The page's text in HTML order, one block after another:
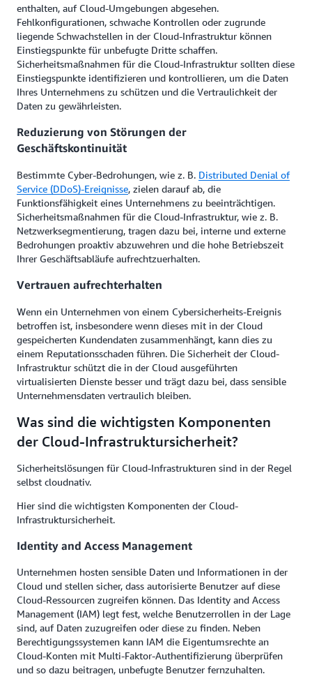
enthalten, auf Cloud-Umgebungen abgesehen.
Fehlkonfigurationen, schwache Kontrollen oder zugrunde
liegende Schwachstellen in der Cloud-Infrastruktur können
Einstiegspunkte für unbefugte Dritte schaffen.
Sicherheitsmaßnahmen für die Cloud-Infrastruktur sollten diese
Einstiegspunkte identifizieren und kontrollieren, um die Daten
Ihres Unternehmens zu schützen und die Vertraulichkeit der
Daten zu gewährleisten.
Reduzierung von Störungen der
Geschäftskontinuität
Bestimmte Cyber-Bedrohungen, wie z. B. Distributed Denial of
Service (DDoS)-Ereignisse, zielen darauf ab, die
Funktionsfähigkeit eines Unternehmens zu beeinträchtigen.
Sicherheitsmaßnahmen für die Cloud-Infrastruktur, wie z. B.
Netzwerksegmentierung, tragen dazu bei, interne und externe
Bedrohungen proaktiv abzuwehren und die hohe Betriebszeit
Ihrer Geschäftsabläufe aufrechtzuerhalten.
Vertrauen aufrechterhalten
Wenn ein Unternehmen von einem Cybersicherheits-Ereignis
betroffen ist, insbesondere wenn dieses mit in der Cloud
gespeicherten Kundendaten zusammenhängt, kann dies zu
einem Reputationsschaden führen. Die Sicherheit der Cloud-
Infrastruktur schützt die in der Cloud ausgeführten
virtualisierten Dienste besser und trägt dazu bei, dass sensible
Unternehmensdaten vertraulich bleiben.
Was sind die wichtigsten Komponenten
der Cloud-Infrastruktursicherheit?
Sicherheitslösungen für Cloud-Infrastrukturen sind in der Regel
selbst cloudnativ.
Hier sind die wichtigsten Komponenten der Cloud-
Infrastruktursicherheit.
Identity and Access Management
Unternehmen hosten sensible Daten und Informationen in der
Cloud und stellen sicher, dass autorisierte Benutzer auf diese
Cloud-Ressourcen zugreifen können. Das Identity and Access
Management (IAM) legt fest, welche Benutzerrollen in der Lage
sind, auf Daten zuzugreifen oder diese zu finden. Neben
Berechtigungssystemen kann IAM die Eigentumsrechte an
Cloud-Konten mit Multi-Faktor-Authentifizierung überprüfen
und so dazu beitragen, unbefugte Benutzer fernzuhalten.